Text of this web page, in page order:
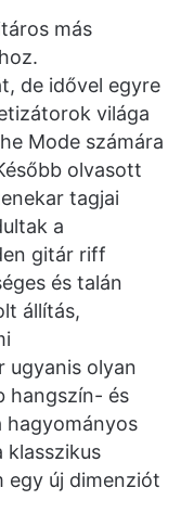
más
de idővel egyre
világa
Mode számára
olvasott
tagjai
a
gitár riff
és talán
állítás,
ugyanis olyan
hangszín- és
hagyományos
klasszikus
egy új dimenziót